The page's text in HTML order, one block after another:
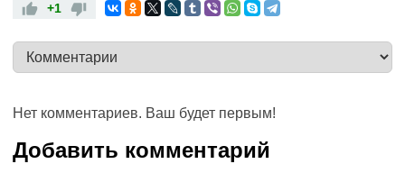
+1
Нет комментариев. Ваш будет первым!